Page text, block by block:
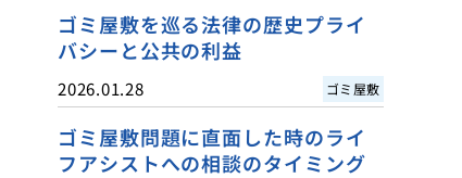
ゴミ屋敷を巡る法律の歴史プライ
バシーと公共の利益
2026.01.28 ゴミ屋敷
ゴミ屋敷問題に直面した時のライ
フアシストへの相談のタイミング